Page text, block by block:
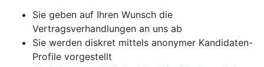
Sie geben auf Ihren Wunsch die
Vertragsverhandlungen an uns ab
Sie werden diskret mittels anonymer Kandidaten-
Profile vorgestellt